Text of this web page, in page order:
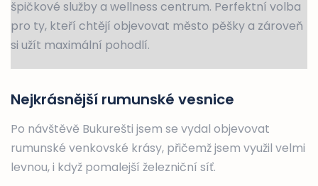
špičkové služby a wellness centrum. Perfektní volba
pro ty, kteří chtějí objevovat město pěšky a zároveň
si užít maximální pohodlí.
Nejkrásnější rumunské vesnice
Po návštěvě Bukurešti jsem se vydal objevovat
rumunské venkovské krásy, přičemž jsem využil velmi
levnou, i když pomalejší železniční síť.